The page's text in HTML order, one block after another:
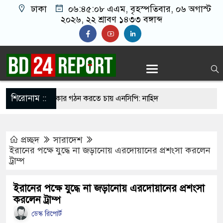
ঢাকা ০৬:৪৫:০৯ এএম, বৃহস্পতিবার, ০৬ অগাস্ট
২০২৬, ২২ শ্রাবণ ১৪৩৩ বঙ্গাব্দ
শিরোনাম ::
মধ্যে সরকার গঠন করতে চায় এনসিপি: নাহিদ
ফোনে শিক্ষার্থীদের ওপর হামলার নির্দেশ
চাইলেও ফিফা সভাপতি পদেই থাকছেন ইনফান্তিনো
মাতরম’ গাইলে ‘আকাশ ভেঙে পড়বে না’: কলকাতা
প্রচ্ছদ
সারাদেশ
ইরানের পক্ষে যুদ্ধে না জড়ানোয় এরদোয়ানের প্রশংসা করলেন
ট্রাম্প
ইরানের পক্ষে যুদ্ধে না জড়ানোয় এরদোয়ানের প্রশংসা
করলেন ট্রাম্প
ডেস্ক রিপোর্ট